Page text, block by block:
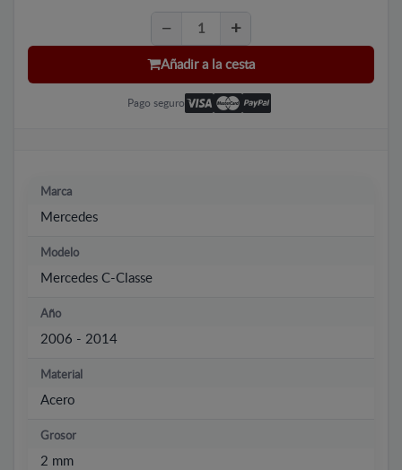
Añadir a la cesta
Pago seguro
Marca
Mercedes
Modelo
Mercedes C-Classe
Año
2006 - 2014
Material
Acero
Grosor
2 mm